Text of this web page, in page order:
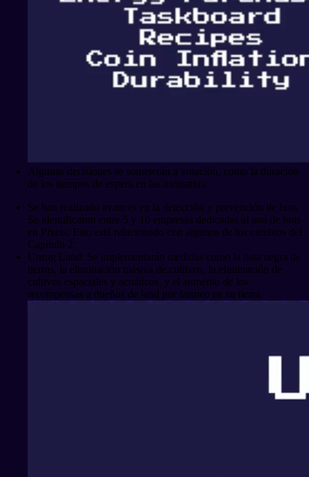
Algunas decisiones se someterán a votación, como la duración
de los tiempos de espera en las industrias.
Se han realizado avances en la detección y prevención de bots.
Se identificaron entre 5 y 10 empresas dedicadas al uso de bots
en Pixels. Esto está relacionado con algunos de los cambios del
Capítulo 2.
Unrug Land: Se implementarán medidas como la lista negra de
tierras, la eliminación masiva de cultivos, la eliminación de
cultivos espaciales y acuáticos, y el aumento de los
recompensas a dueños de land por farmeo en su tierra.